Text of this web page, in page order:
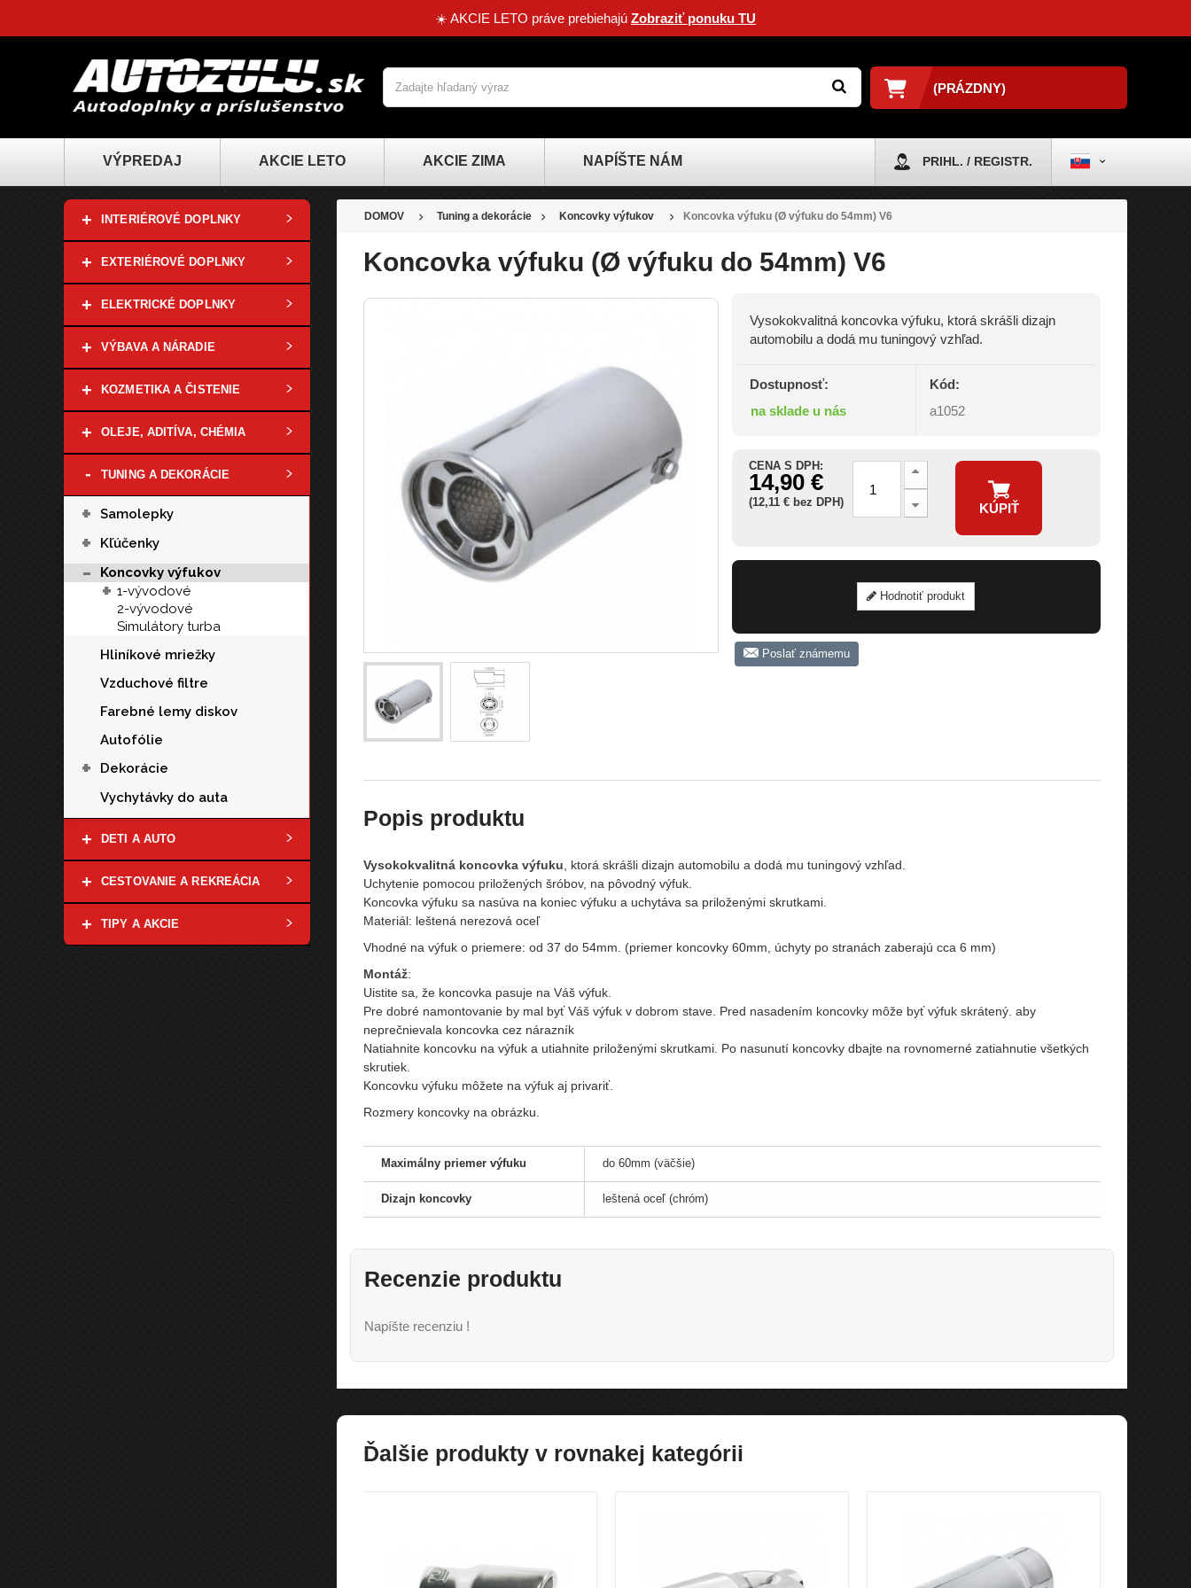
☀️ AKCIE LETO práve prebiehajú Zobraziť ponuku TU
(PRÁZDNY)
VÝPREDAJ AKCIE LETO AKCIE ZIMA NAPÍŠTE NÁM PRIHL. / REGISTR.
+ INTERIÉROVÉ DOPLNKY
+ EXTERIÉROVÉ DOPLNKY
+ ELEKTRICKÉ DOPLNKY
+ VÝBAVA A NÁRADIE
+ KOZMETIKA A ČISTENIE
+ OLEJE, ADITÍVA, CHÉMIA
- TUNING A DEKORÁCIE
+ Samolepky
+ Kľúčenky
- Koncovky výfukov
+ 1-vývodové
2-vývodové
Simulátory turba
Hliníkové mriežky
Vzduchové filtre
Farebné lemy diskov
Autofólie
+
Dekorácie
Vychytávky do auta
+ DETI A AUTO
+ CESTOVANIE A REKREÁCIA
+ TIPY A AKCIE
DOMOV Tuning a dekorácie Koncovky výfukov Koncovka výfuku (Ø výfuku do 54mm) V6
Koncovka výfuku (Ø výfuku do 54mm) V6
Vysokokvalitná koncovka výfuku, ktorá skrášli dizajn
automobilu a dodá mu tuningový vzhľad.
Dostupnosť:
na sklade u nás
Kód:
a1052
CENA S DPH:
14,90 €
(12,11 € bez DPH) KÚPIŤ
Hodnotiť produkt
Poslať známemu
Popis produktu
Vysokokvalitná koncovka výfuku, ktorá skrášli dizajn automobilu a dodá mu tuningový vzhľad.
Uchytenie pomocou priložených šróbov, na pôvodný výfuk.
Koncovka výfuku sa nasúva na koniec výfuku a uchytáva sa priloženými skrutkami.
Materiál: leštená nerezová oceľ
Vhodné na výfuk o priemere: od 37 do 54mm. (priemer koncovky 60mm, úchyty po stranách zaberajú cca 6 mm)
Montáž:
Uistite sa, že koncovka pasuje na Váš výfuk.
Pre dobré namontovanie by mal byť Váš výfuk v dobrom stave. Pred nasadením koncovky môže byť výfuk skrátený. aby
neprečnievala koncovka cez nárazník
Natiahnite koncovku na výfuk a utiahnite priloženými skrutkami. Po nasunutí koncovky dbajte na rovnomerné zatiahnutie všetkých
skrutiek.
Koncovku výfuku môžete na výfuk aj privariť.
Rozmery koncovky na obrázku.
Maximálny priemer výfuku do 60mm (väčšie)
Dizajn koncovky leštená oceľ (chróm)
Recenzie produktu
Napíšte recenziu !
Ďalšie produkty v rovnakej kategórii